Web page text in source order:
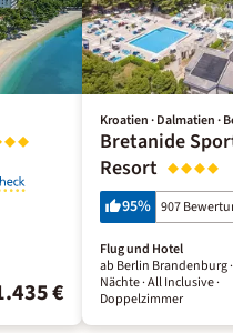
€
Kroatien · Dalmatien ·
Bretanide
Resort
95% 907
Flug und Hotel
ab Berlin Brandenburg
Nächte· All Inclusive·
Doppelzimmer